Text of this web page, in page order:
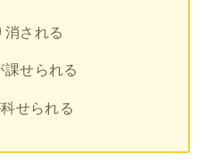
される
せられる
せられる